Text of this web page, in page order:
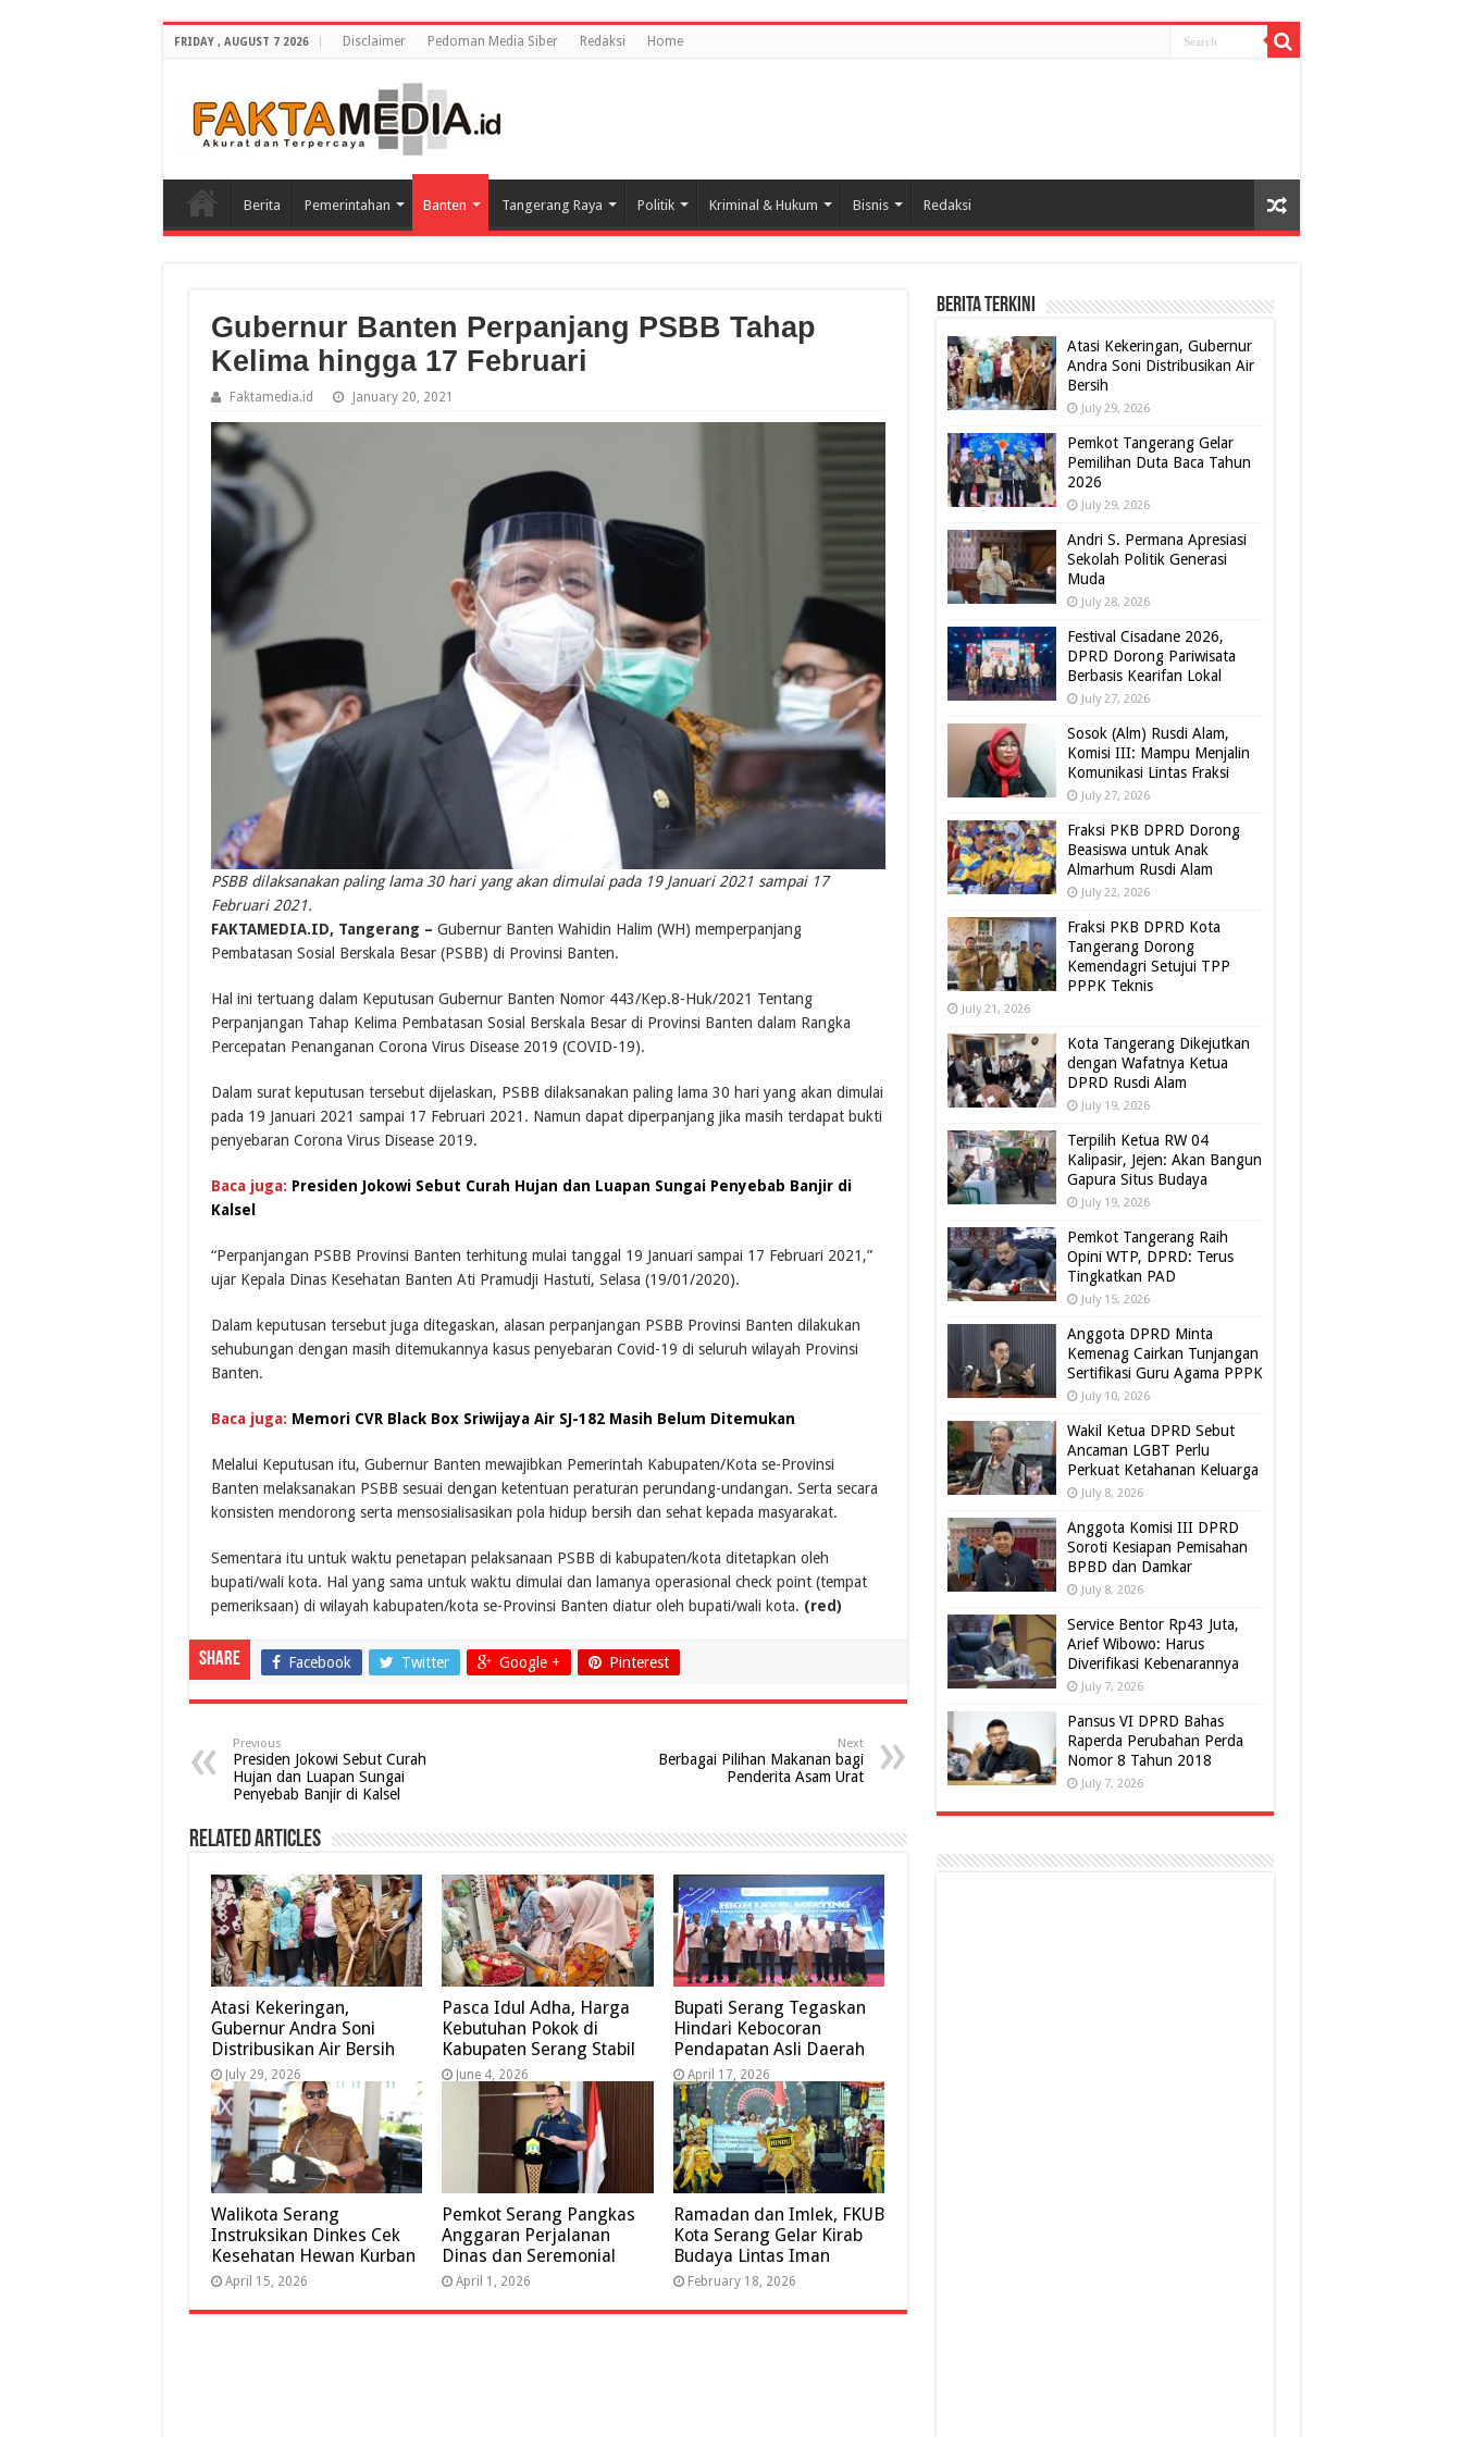
FRIDAY , AUGUST 7 2026 Disclaimer Pedoman Media Siber Redaksi Home
Berita Pemerintahan Banten Tangerang Raya Politik Kriminal & Hukum Bisnis Redaksi
Gubernur Banten Perpanjang PSBB Tahap
Kelima hingga 17 Februari
Faktamedia.id January 20, 2021
PSBB dilaksanakan paling lama 30 hari yang akan dimulai pada 19 Januari 2021 sampai 17
Februari 2021.
FAKTAMEDIA.ID, Tangerang – Gubernur Banten Wahidin Halim (WH) memperpanjang
Pembatasan Sosial Berskala Besar (PSBB) di Provinsi Banten.
Hal ini tertuang dalam Keputusan Gubernur Banten Nomor 443/Kep.8-Huk/2021 Tentang
Perpanjangan Tahap Kelima Pembatasan Sosial Berskala Besar di Provinsi Banten dalam Rangka
Percepatan Penanganan Corona Virus Disease 2019 (COVID-19).
Dalam surat keputusan tersebut dijelaskan, PSBB dilaksanakan paling lama 30 hari yang akan dimulai
pada 19 Januari 2021 sampai 17 Februari 2021. Namun dapat diperpanjang jika masih terdapat bukti
penyebaran Corona Virus Disease 2019.
Baca juga: Presiden Jokowi Sebut Curah Hujan dan Luapan Sungai Penyebab Banjir di
Kalsel
“Perpanjangan PSBB Provinsi Banten terhitung mulai tanggal 19 Januari sampai 17 Februari 2021,”
ujar Kepala Dinas Kesehatan Banten Ati Pramudji Hastuti, Selasa (19/01/2020).
Dalam keputusan tersebut juga ditegaskan, alasan perpanjangan PSBB Provinsi Banten dilakukan
sehubungan dengan masih ditemukannya kasus penyebaran Covid-19 di seluruh wilayah Provinsi
Banten.
Baca juga: Memori CVR Black Box Sriwijaya Air SJ-182 Masih Belum Ditemukan
Melalui Keputusan itu, Gubernur Banten mewajibkan Pemerintah Kabupaten/Kota se-Provinsi
Banten melaksanakan PSBB sesuai dengan ketentuan peraturan perundang-undangan. Serta secara
konsisten mendorong serta mensosialisasikan pola hidup bersih dan sehat kepada masyarakat.
Sementara itu untuk waktu penetapan pelaksanaan PSBB di kabupaten/kota ditetapkan oleh
bupati/wali kota. Hal yang sama untuk waktu dimulai dan lamanya operasional check point (tempat
pemeriksaan) di wilayah kabupaten/kota se-Provinsi Banten diatur oleh bupati/wali kota. (red)
Share Facebook Twitter Google + Pinterest
Previous
Presiden Jokowi Sebut Curah
Hujan dan Luapan Sungai
Penyebab Banjir di Kalsel
Next
Berbagai Pilihan Makanan bagi
Penderita Asam Urat
Related Articles
Atasi Kekeringan,
Gubernur Andra Soni
Distribusikan Air Bersih
July 29, 2026
Pasca Idul Adha, Harga
Kebutuhan Pokok di
Kabupaten Serang Stabil
June 4, 2026
Bupati Serang Tegaskan
Hindari Kebocoran
Pendapatan Asli Daerah
April 17, 2026
Walikota Serang
Instruksikan Dinkes Cek
Kesehatan Hewan Kurban
April 15, 2026
Pemkot Serang Pangkas
Anggaran Perjalanan
Dinas dan Seremonial
April 1, 2026
Ramadan dan Imlek, FKUB
Kota Serang Gelar Kirab
Budaya Lintas Iman
February 18, 2026
BERITA TERKINI
Atasi Kekeringan, Gubernur
Andra Soni Distribusikan Air
Bersih
July 29, 2026
Pemkot Tangerang Gelar
Pemilihan Duta Baca Tahun
2026
July 29, 2026
Andri S. Permana Apresiasi
Sekolah Politik Generasi
Muda
July 28, 2026
Festival Cisadane 2026,
DPRD Dorong Pariwisata
Berbasis Kearifan Lokal
July 27, 2026
Sosok (Alm) Rusdi Alam,
Komisi III: Mampu Menjalin
Komunikasi Lintas Fraksi
July 27, 2026
Fraksi PKB DPRD Dorong
Beasiswa untuk Anak
Almarhum Rusdi Alam
July 22, 2026
Fraksi PKB DPRD Kota
Tangerang Dorong
Kemendagri Setujui TPP
PPPK Teknis
July 21, 2026
Kota Tangerang Dikejutkan
dengan Wafatnya Ketua
DPRD Rusdi Alam
July 19, 2026
Terpilih Ketua RW 04
Kalipasir, Jejen: Akan Bangun
Gapura Situs Budaya
July 19, 2026
Pemkot Tangerang Raih
Opini WTP, DPRD: Terus
Tingkatkan PAD
July 15, 2026
Anggota DPRD Minta
Kemenag Cairkan Tunjangan
Sertifikasi Guru Agama PPPK
July 10, 2026
Wakil Ketua DPRD Sebut
Ancaman LGBT Perlu
Perkuat Ketahanan Keluarga
July 8, 2026
Anggota Komisi III DPRD
Soroti Kesiapan Pemisahan
BPBD dan Damkar
July 8, 2026
Service Bentor Rp43 Juta,
Arief Wibowo: Harus
Diverifikasi Kebenarannya
July 7, 2026
Pansus VI DPRD Bahas
Raperda Perubahan Perda
Nomor 8 Tahun 2018
July 7, 2026